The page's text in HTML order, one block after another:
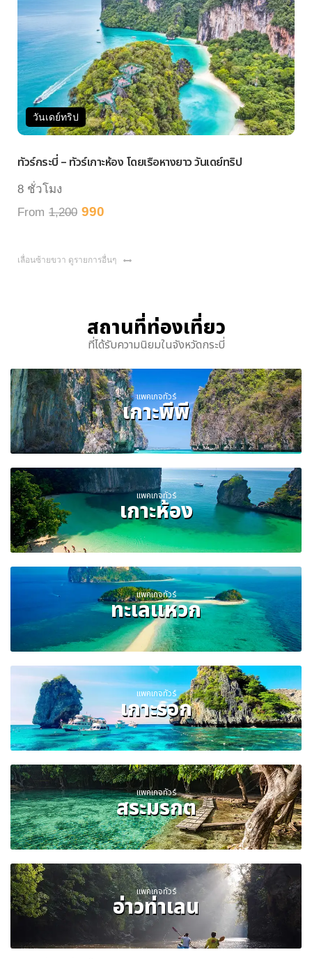
วันเดย์ทริป
ร์กระบี่ – ทัวร์เกาะห้อง โดยเรือหางยาว วันเดย์ทริป
ชั่วโมง
1,200 990
เลื่อนซ้ายขวา ดูรายการอื่นๆ
สถานที่ท่องเที่ยว
ที่ได้รับความนิยมในจังหวัดกระบี่
แพคเกจทัวร์
เกาะพีพี
แพคเกจทัวร์
เกาะห้อง
แพคเกจทัวร์
ทะเลแหวก
แพคเกจทัวร์
เกาะรอก
แพคเกจทัวร์
สระมรกต
แพคเกจทัวร์
อ่าวท่าเลน